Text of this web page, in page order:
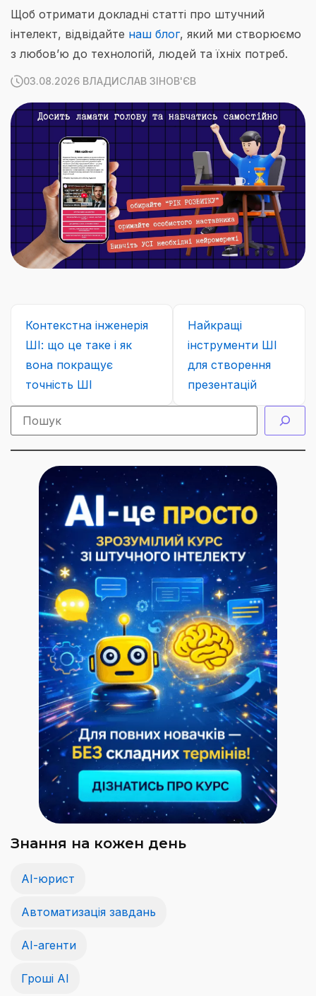
Щоб отримати докладні статті про штучний
інтелект, відвідайте наш блог, який ми створюємо
з любов’ю до технологій, людей та їхніх потреб.
03.08.2026 ВЛАДИСЛАВ ЗІНОВ'ЄВ
Контекстна інженерія
ШІ: що це таке і як
вона покращує
точність ШІ
Найкращі
інструменти ШІ
для створення
презентацій
Знання на кожен день
AI-юрист
Автоматизація завдань
АІ-агенти
Гроші АІ